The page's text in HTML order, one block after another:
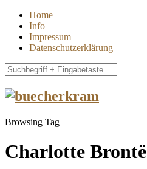
Home
Info
Impressum
Datenschutzerklärung
Browsing Tag
Charlotte Brontë